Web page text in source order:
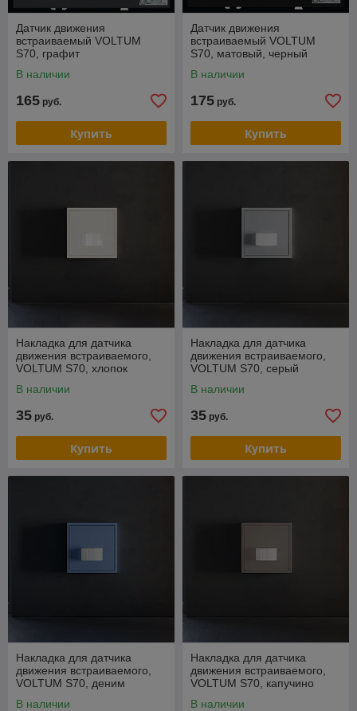
Датчик движения
встраиваемый VOLTUM
S70, графит
В наличии
165 руб.
Купить
Датчик движения
встраиваемый VOLTUM
S70, матовый, черный
В наличии
175 руб.
Купить
Накладка для датчика
движения встраиваемого,
VOLTUM S70, хлопок
В наличии
35 руб.
Купить
Накладка для датчика
движения встраиваемого,
VOLTUM S70, серый
В наличии
35 руб.
Купить
Накладка для датчика
движения встраиваемого,
VOLTUM S70, деним
В наличии
Накладка для датчика
движения встраиваемого,
VOLTUM S70, капучино
В наличии